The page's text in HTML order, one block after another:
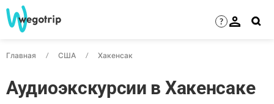
?
Главная США Хакенсак
Аудиоэкскурсии в Хакенсаке